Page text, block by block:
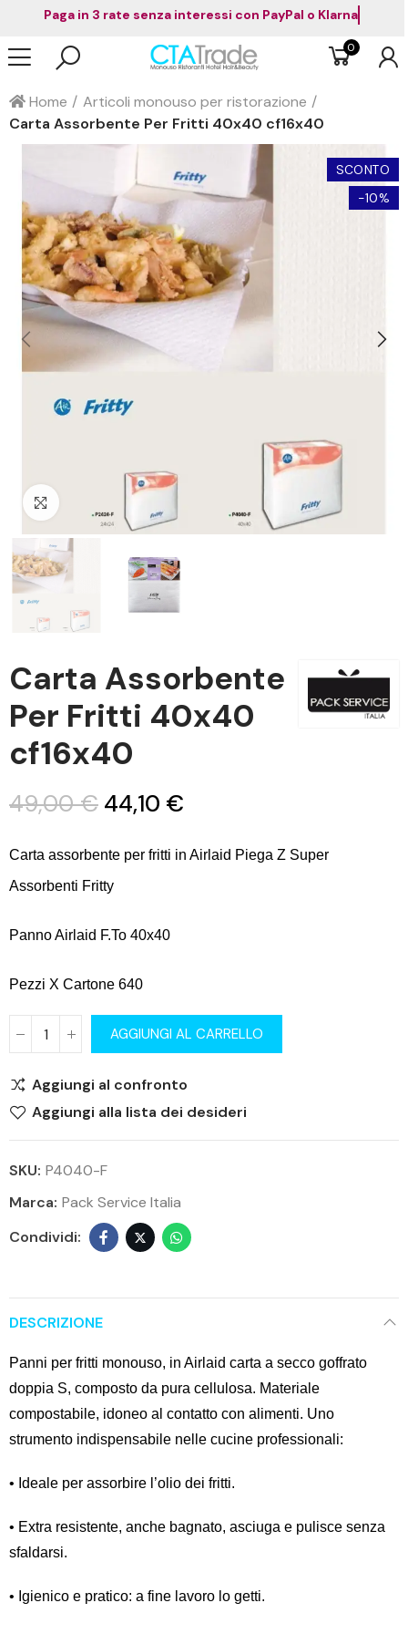
Paga in 3 rate senza interessi con PayPal o
0
Home
Articoli monouso per ristorazione
Carta Assorbente Per Fritti 40x40 cf16x40
SCONTO
-10%
Carta Assorbente
Per Fritti 40x40
cf16x40
49,00 € 44,10 €
Carta assorbente per fritti in Airlaid Piega Z Super
Assorbenti Fritty
Panno Airlaid F.To 40x40
Pezzi X Cartone 640
AGGIUNGI AL CARRELLO
Aggiungi al confronto
Aggiungi alla lista dei desideri
SKU: P4040-F
Marca: Pack Service Italia
DESCRIZIONE
Panni per fritti monouso, in Airlaid carta a secco goffrato
doppia S, composto da pura cellulosa. Materiale
compostabile, idoneo al contatto con alimenti. Uno
strumento indispensabile nelle cucine professionali:
• Ideale per assorbire l’olio dei fritti.
• Extra resistente, anche bagnato, asciuga e pulisce senza
sfaldarsi.
• Igienico e pratico: a fine lavoro lo getti.